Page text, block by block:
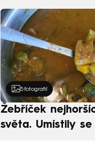
5 fotografií
Žebříček
světa. Umístily